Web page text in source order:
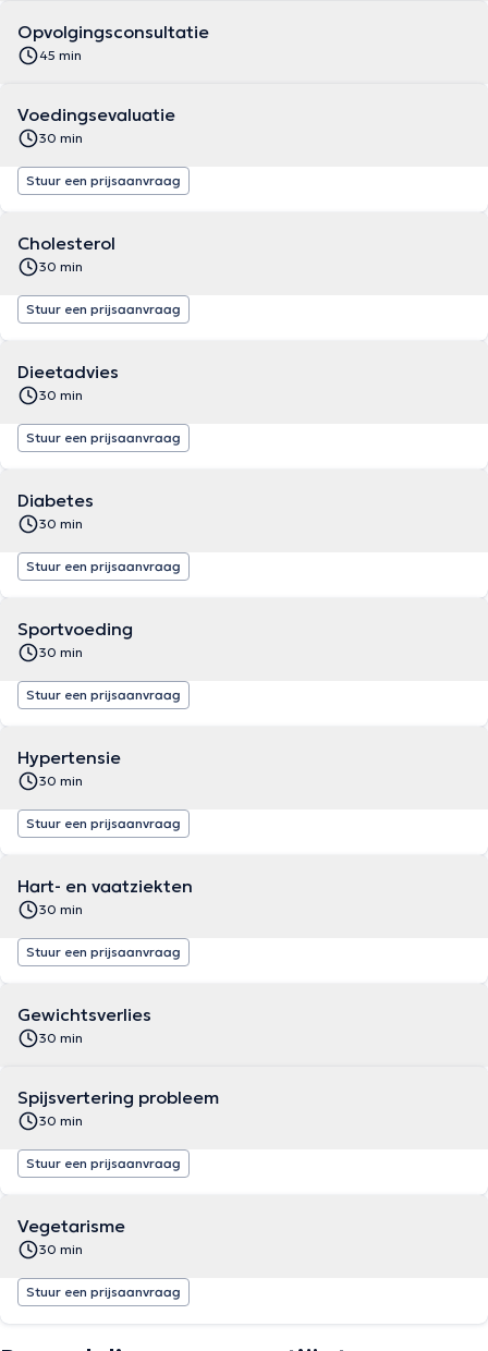
Opvolgingsconsultatie
45 min
Voedingsevaluatie
30 min
Stuur een prijsaanvraag
Cholesterol
30 min
Stuur een prijsaanvraag
Dieetadvies
30 min
Stuur een prijsaanvraag
Diabetes
30 min
Stuur een prijsaanvraag
Sportvoeding
30 min
Stuur een prijsaanvraag
Hypertensie
30 min
Stuur een prijsaanvraag
Hart- en vaatziekten
30 min
Stuur een prijsaanvraag
Gewichtsverlies
30 min
Spijsvertering probleem
30 min
Stuur een prijsaanvraag
Vegetarisme
30 min
Stuur een prijsaanvraag